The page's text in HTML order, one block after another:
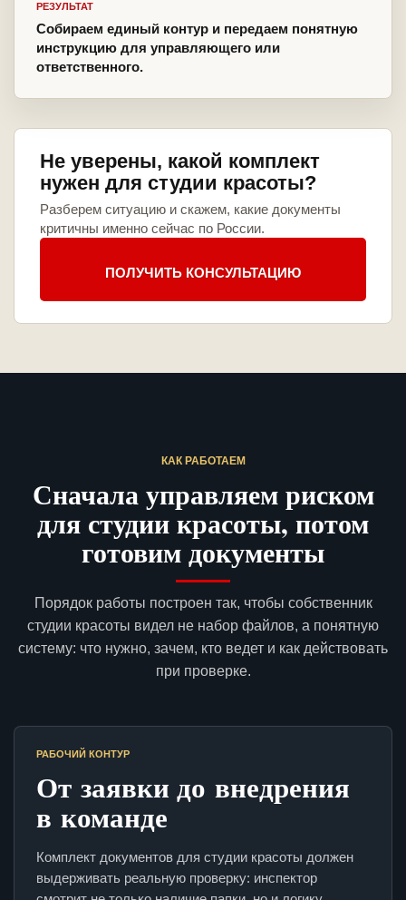
РЕЗУЛЬТАТ
Собираем единый контур и передаем понятную
инструкцию для управляющего или
ответственного.
Не уверены, какой комплект
нужен для студии красоты?
Разберем ситуацию и скажем, какие документы
критичны именно сейчас по России.
ПОЛУЧИТЬ КОНСУЛЬТАЦИЮ
КАК РАБОТАЕМ
Сначала управляем риском
для студии красоты, потом
готовим документы
Порядок работы построен так, чтобы собственник
студии красоты видел не набор файлов, а понятную
систему: что нужно, зачем, кто ведет и как действовать
при проверке.
РАБОЧИЙ КОНТУР
От заявки до внедрения
в команде
Комплект документов для студии красоты должен
выдерживать реальную проверку: инспектор